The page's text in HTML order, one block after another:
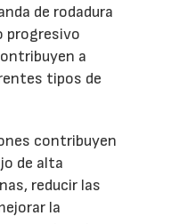
de rodadura
progresivo
a
tipos de
contribuyen
de alta
reducir las
la